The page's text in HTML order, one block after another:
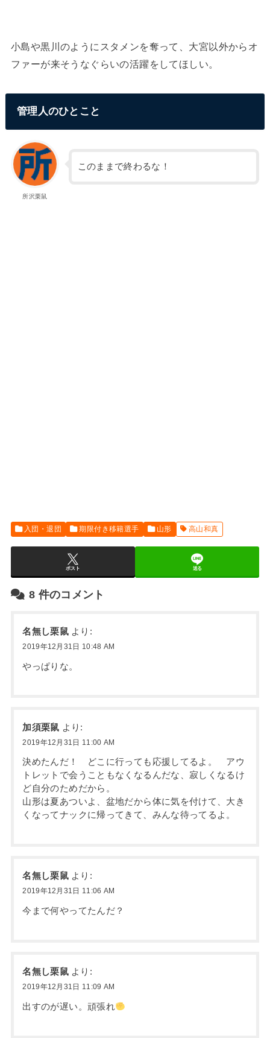
小島や黒川のようにスタメンを奪って、大宮以外からオ
ファーが来そうなぐらいの活躍をしてほしい。
管理人のひとこと
所沢栗鼠
このままで終わるな！
入団・退団 期限付き移籍選手 山形 高山和真
ポスト 送る
8 件のコメント
名無し栗鼠 より:
2019年12月31日 10:48 AM
やっぱりな。
加須栗鼠 より:
2019年12月31日 11:00 AM
決めたんだ！ どこに行っても応援してるよ。 アウ
トレットで会うこともなくなるんだな、寂しくなるけ
ど自分のためだから。
山形は夏あついよ、盆地だから体に気を付けて、大き
くなってナックに帰ってきて、みんな待ってるよ。
名無し栗鼠 より:
2019年12月31日 11:06 AM
今まで何やってたんだ？
名無し栗鼠 より:
2019年12月31日 11:09 AM
出すのが遅い。頑張れ